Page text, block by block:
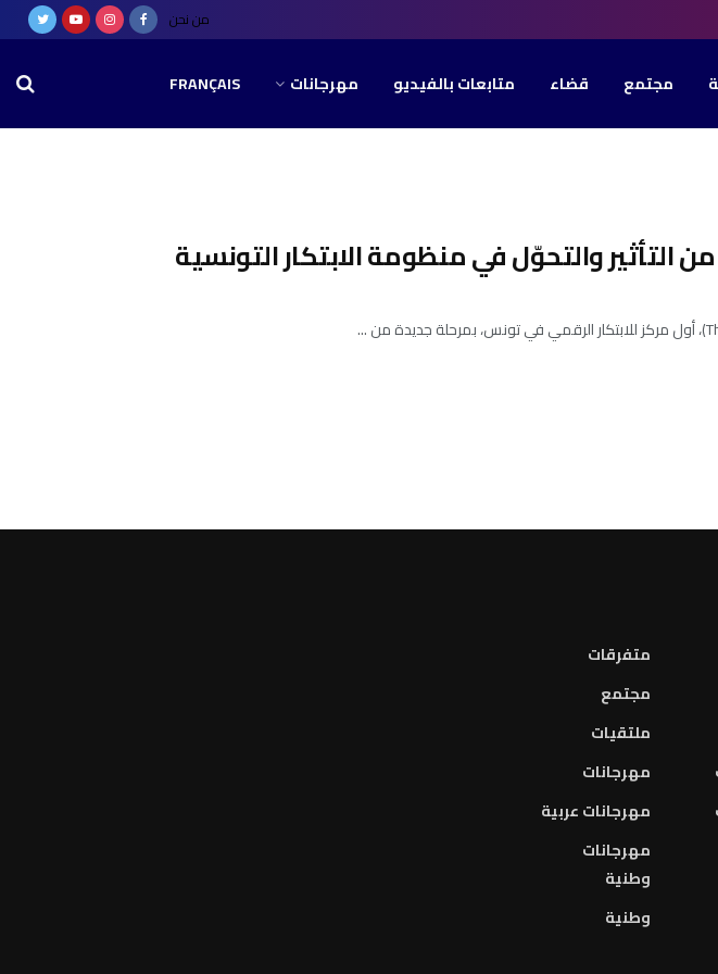
من نحن
مجتمع قضاء متابعات بالفيديو مهرجانات FRANÇAIS
التأثير والتحوّل في منظومة الابتكار التونسية
متفرقات
مجتمع
ملتقيات
مهرجانات
مهرجانات عربية
مهرجانات
وطنية
وطنية